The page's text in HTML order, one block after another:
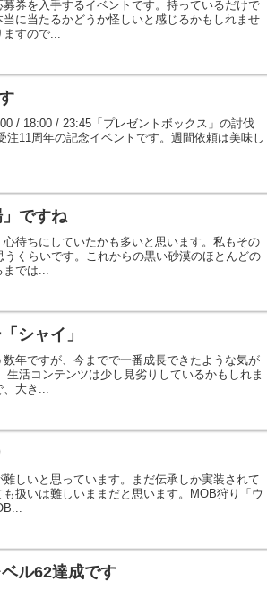
券を入手するイベントです。持っているだけで
に当たるかどうか怪しいと感じるかもしれませ
ますので...
/ 18:00 / 23:45「プレゼントボックス」の討伐
11周年の記念イベントです。週間依頼は美味し
ですね
待ちにしていたかも多いと思います。私もその
くらいです。これからの黒い砂漠のほとんどの
までは...
シャイ」
年ですが、今までで一番成長できたような気が
活コンテンツは少し見劣りしているかもしれま
、大き...
しいと思っています。まだ伝承しか実装されて
扱いは難しいままだと思います。MOB狩り「ウ
ル62達成です